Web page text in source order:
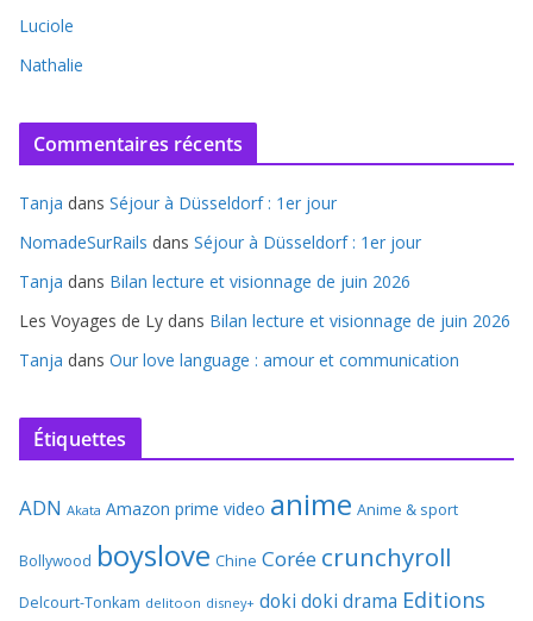
Luciole
Nathalie
Commentaires récents
Tanja dans Séjour à Düsseldorf : 1er jour
NomadeSurRails dans Séjour à Düsseldorf : 1er jour
Tanja dans Bilan lecture et visionnage de juin 2026
Les Voyages de Ly dans Bilan lecture et visionnage de juin 2026
Tanja dans Our love language : amour et communication
Étiquettes
ADN Akata Amazon prime video anime Anime & sport
Bollywood boyslove Chine Corée crunchyroll
Delcourt-Tonkam delitoon disney+ doki doki drama Editions